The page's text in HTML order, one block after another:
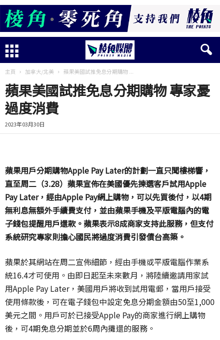
主頁 加拿大/北美 蘋果美國試推免息分期購物 ...
蘋果美國試推免息分期購物 專家憂
過度消費
2023年03月30日
蘋果用戶分期購物Apple Pay Later的計劃一直只聞樓梯響，
直至周二（3.28）蘋果宣佈在美國優先揀選客戶試用Apple
Pay Later，經由Apple Pay網上購物，可以先買後付，以4期
無利息無額外手續費支付，並由蘋果手機及平版電腦內的電
子錢包提醒用戶還款。蘋果表示8成商家支持此服務，但支付
系統研究專家則擔心國民將過度消費引發債台高築。
蘋果於其網站在周二宣佈細節，經由手機或平版電腦作業系
統16.4才可使用。由即日起至未來數月，將陸續邀請用家試
用Apple Pay Later，美國用戶將收到試用電郵，當用戶接受
使用條款後，可在電子錢包中設定免息分期金額由50至1,000
美元之間。用戶可於已接受Apple Pay的商家進行網上購物
後，可4期免息分期並於6周內攤還的服務。